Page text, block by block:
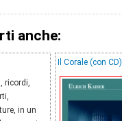
anche:
ricordi,
in un
Il Corale (con CD)